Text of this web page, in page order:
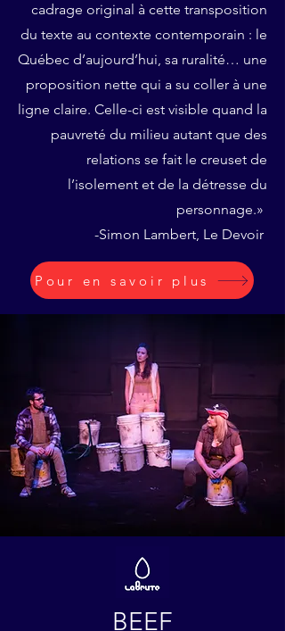
cadrage original à cette transposition
du texte au contexte contemporain : le
Québec d’aujourd’hui, sa ruralité… une
proposition nette qui a su coller à une
ligne claire. Celle-ci est visible quand la
pauvreté du milieu autant que des
relations se fait le creuset de
l’isolement et de la détresse du
personnage.»
-Simon Lambert, Le Devoir
Pour en savoir plus
BEEF